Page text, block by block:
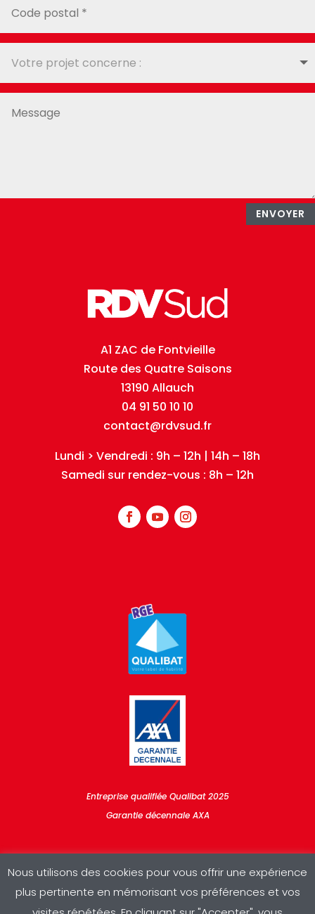
ENVOYER
A1 ZAC de Fontvieille
Route des Quatre Saisons
13190 Allauch
04 91 50 10 10
contact@rdvsud.fr
Lundi > Vendredi : 9h – 12h | 14h – 18h
Samedi sur rendez-vous : 8h – 12h
Entreprise qualifiée Qualibat 2025
Garantie décennale AXA
Nous utilisons des cookies pour vous offrir une expérience
plus pertinente en mémorisant vos préférences et vos